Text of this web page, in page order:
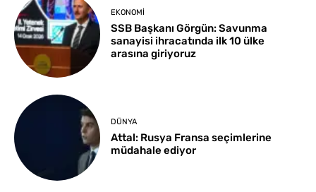
EKONOMI
SSB Başkanı Görgün: Savunma
sanayisi ihracatında ilk 10 ülke
arasına giriyoruz
DÜNYA
Attal: Rusya Fransa seçimlerine
müdahale ediyor